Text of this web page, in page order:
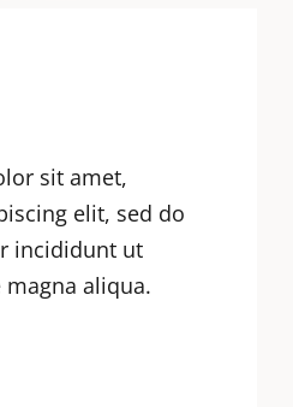
sit amet,
elit, sed do
incididunt ut
aliqua.